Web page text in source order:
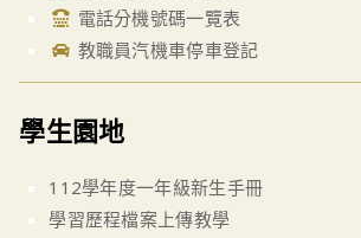
電話分機號碼一覽表
教職員汽機車停車登記
學生園地
112學年度一年級新生手冊
學習歷程檔案上傳教學